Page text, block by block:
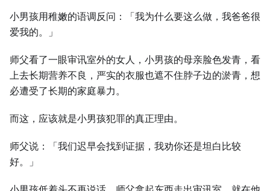
小男孩用稚嫩的语调反问：「我为什么要这么做，我爸爸很
爱我的。」
师父看了一眼审讯室外的女人，小男孩的母亲脸色发青，看
上去长期营养不良，严实的衣服也遮不住脖子边的淤青，想
必遭受了长期的家庭暴力。
而这，应该就是小男孩犯罪的真正理由。
师父说：「我们迟早会找到证据，我劝你还是坦白比较
好。」